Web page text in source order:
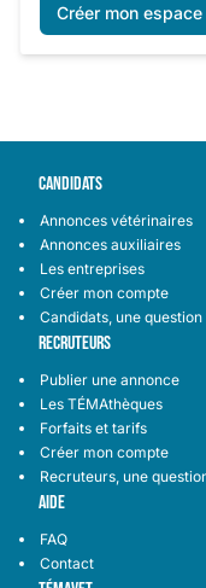
Créer mon
CANDIDATS
Annonces vétérinaires
Annonces auxiliaires
Les entreprises
Créer mon compte
Candidats, une question
RECRUTEURS
Publier une annonce
Les TÉMAthèques
Forfaits et tarifs
Créer mon compte
Recruteurs, une
AIDE
FAQ
Contact